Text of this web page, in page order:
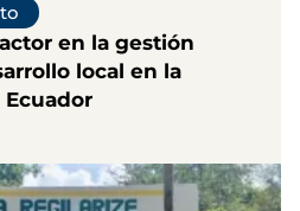
en la gestión
local en la